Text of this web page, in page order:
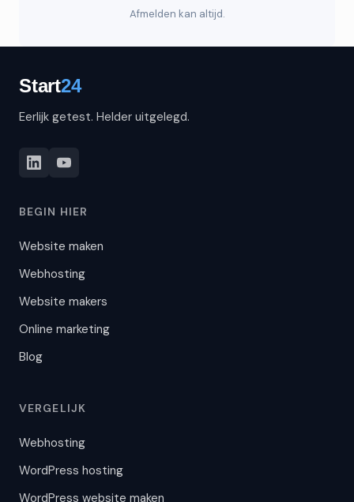
Afmelden kan altijd.
Eerlijk getest. Helder uitgelegd.
BEGIN HIER
Website maken
Webhosting
Website makers
Online marketing
Blog
VERGELIJK
Webhosting
WordPress hosting
WordPress website maken